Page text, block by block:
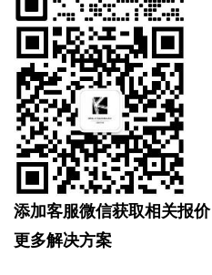
添加客服微信获取相关报价
更多解决方案